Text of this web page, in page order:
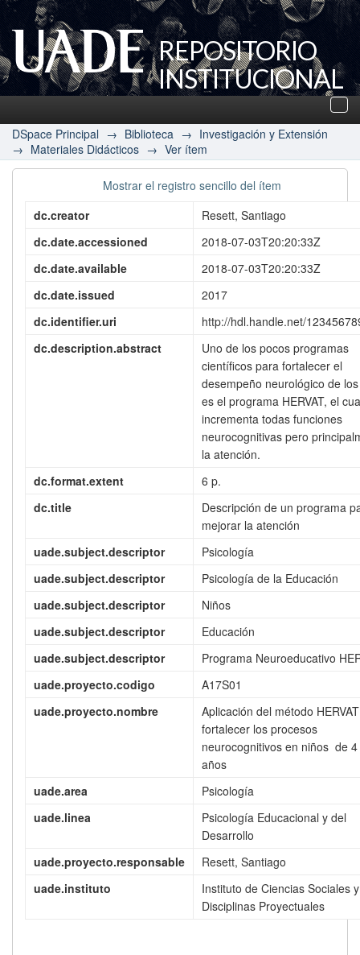
REPOSITORIO
INSTITUCIONAL
UADE
DSpace Principal → Biblioteca → Investigación y Extensión
→ Materiales Didácticos → Ver ítem
Mostrar el registro sencillo del ítem
dc.creator
Resett, Santiago
dc.date.accessioned
2018-07-03T20:20:33Z
dc.date.available
2018-07-03T20:20:33Z
dc.date.issued
2017
dc.identifier.uri
http://hdl.handle.net/
dc.description.abstract
Uno de los pocos programas
científicos para fortalecer el
desempeño neurológico de
es el programa HERVAT, el
incrementa todas funciones
neurocognitivas pero
la atención.
dc.format.extent
6 p.
dc.title
Descripción de un programa
mejorar la atención
uade.subject.descriptor
Psicología
uade.subject.descriptor
Psicología de la Educación
uade.subject.descriptor
Niños
uade.subject.descriptor
Educación
uade.subject.descriptor
Programa Neuroeducativo
uade.proyecto.codigo
A17S01
uade.proyecto.nombre
Aplicación del método
fortalecer los procesos
neurocognitivos en niños de
años
uade.area
Psicología
uade.linea
Psicología Educacional y del
Desarrollo
uade.proyecto.responsable
Resett, Santiago
uade.instituto
Instituto de Ciencias Sociales y
Disciplinas Proyectuales